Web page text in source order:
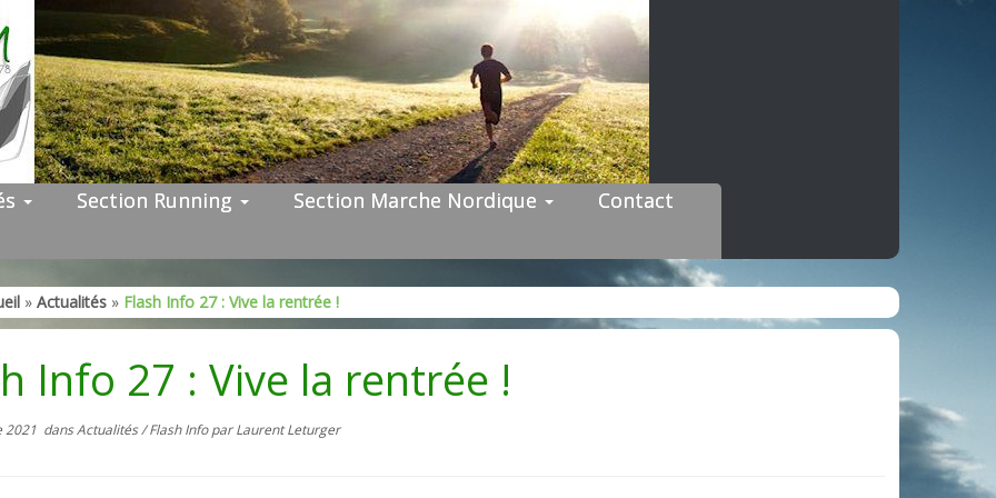
Section Running Section Marche Nordique
Contact
» Actualités » Flash Info 27 : Vive la rentrée !
Info 27 : Vive la rentrée !
2021 dansActualités/Flash InfoparLaurent Leturger